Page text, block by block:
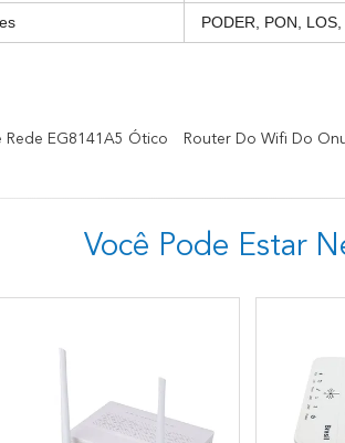
PODER, PON,
Rede EG8141A5 Ótico Router Do Wifi Do
Você Pode Estar